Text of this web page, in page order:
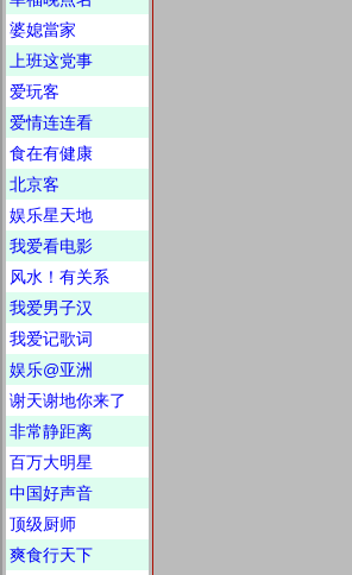
婆媳當家
上班这党事
爱玩客
爱情连连看
食在有健康
北京客
娱乐星天地
我爱看电影
风水！有关系
我爱男子汉
我爱记歌词
娱乐@亚洲
谢天谢地你来了
非常静距离
百万大明星
中国好声音
顶级厨师
爽食行天下